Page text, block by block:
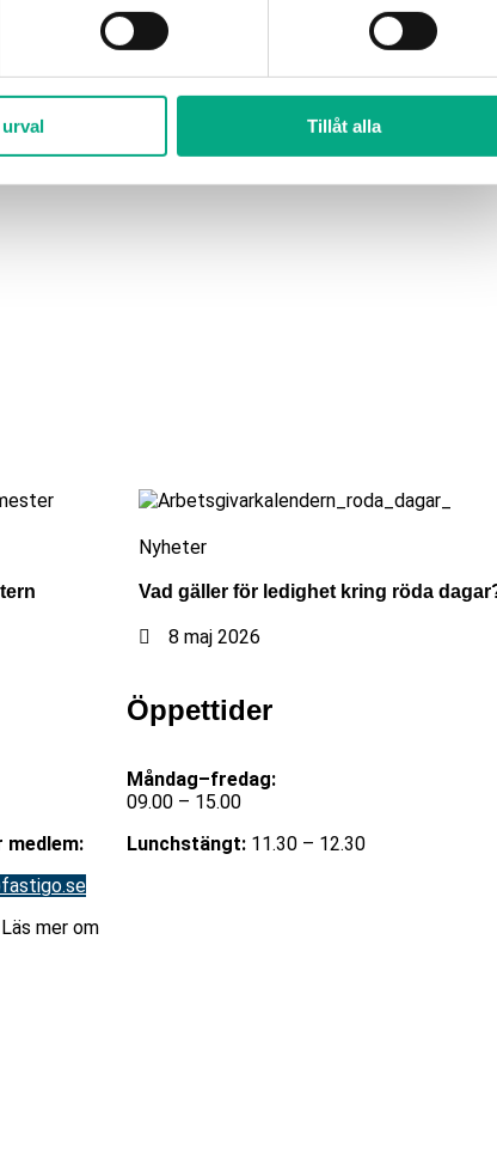
Tillåt alla
Nyheter
Vad gäller för ledighet kring röda
8 maj 2026
Läs mer om
Öppettider
Måndag–fredag:
09.00 – 15.00
Lunchstängt:11.30 – 12.30